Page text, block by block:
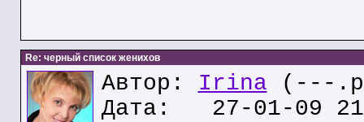
Re: черный список женихов
Автор: Irina (---
Дата: 27-01-09